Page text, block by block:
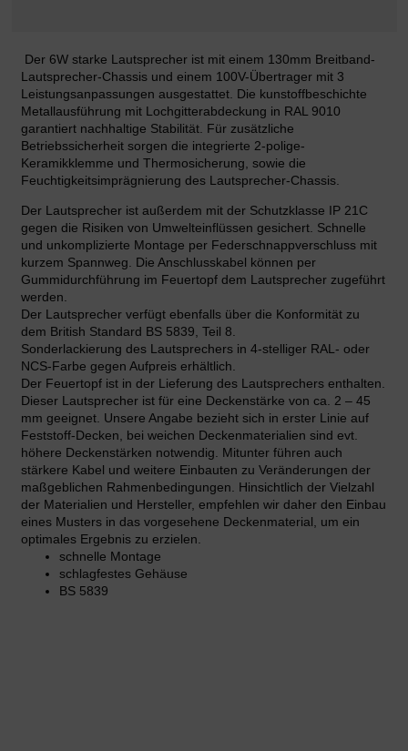
Der 6W starke Lautsprecher ist mit einem 130mm Breitband-
Lautsprecher-Chassis und einem 100V-Übertrager mit 3
Leistungsanpassungen ausgestattet. Die kunstoffbeschichte
Metallausführung mit Lochgitterabdeckung in RAL 9010
garantiert nachhaltige Stabilität. Für zusätzliche
Betriebssicherheit sorgen die integrierte 2-polige-
Keramikklemme und Thermosicherung, sowie die
Feuchtigkeitsimprägnierung des Lautsprecher-Chassis.
Der Lautsprecher ist außerdem mit der Schutzklasse IP 21C
gegen die Risiken von Umwelteinflüssen gesichert. Schnelle
und unkomplizierte Montage per Federschnappverschluss mit
kurzem Spannweg. Die Anschlusskabel können per
Gummidurchführung im Feuertopf dem Lautsprecher zugeführt
werden.
Der Lautsprecher verfügt ebenfalls über die Konformität zu
dem British Standard BS 5839, Teil 8.
Sonderlackierung des Lautsprechers in 4-stelliger RAL- oder
NCS-Farbe gegen Aufpreis erhältlich.
Der Feuertopf ist in der Lieferung des Lautsprechers enthalten.
Dieser Lautsprecher ist für eine Deckenstärke von ca. 2 – 45
mm geeignet. Unsere Angabe bezieht sich in erster Linie auf
Feststoff-Decken, bei weichen Deckenmaterialien sind evt.
höhere Deckenstärken notwendig. Mitunter führen auch
stärkere Kabel und weitere Einbauten zu Veränderungen der
maßgeblichen Rahmenbedingungen. Hinsichtlich der Vielzahl
der Materialien und Hersteller, empfehlen wir daher den Einbau
eines Musters in das vorgesehene Deckenmaterial, um ein
optimales Ergebnis zu erzielen.
schnelle Montage
schlagfestes Gehäuse
BS 5839